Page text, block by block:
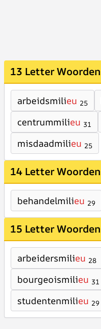
13 Letter Woorden
arbeidsmilieu 25
centrummilieu 31
misdaadmilieu 25
14 Letter Woorden
behandelmilieu 29
15 Letter Woorden
arbeidersmilieu 28
bourgeoismilieu 31
studentenmilieu 29